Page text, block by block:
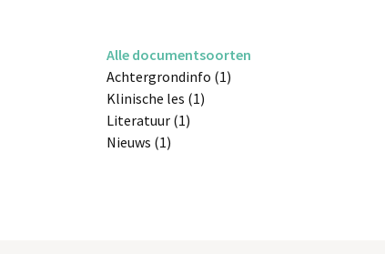
Alle documentsoorten
Achtergrondinfo (1)
Klinische les (1)
Literatuur (1)
Nieuws (1)